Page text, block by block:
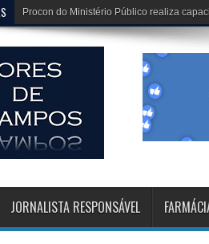
Dona Dirinha celebra uma marca
JORNALISTA RESPONSÁVEL